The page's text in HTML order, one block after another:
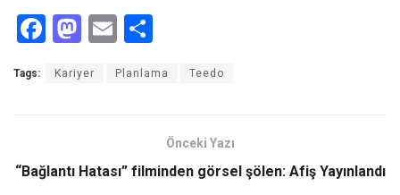
F
ce
o
M
st
o
E
ail ar
Tags: Kariyer Planlama Teedo
Önceki Yazı
“Bağlantı Hatası” filminden görsel şölen: Afiş Yayınlandı